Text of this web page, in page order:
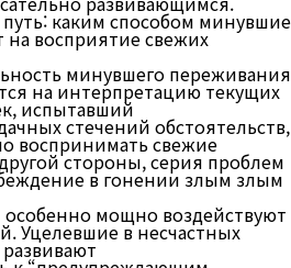
каким способом минувшие
восприятие свежих
минувшего переживания
на интерпретацию текущих
испытавший
стечений обстоятельств,
воспринимать свежие
стороны, серия проблем
в гонении злым злым
мощно воздействуют
Уцелевшие в несчастных